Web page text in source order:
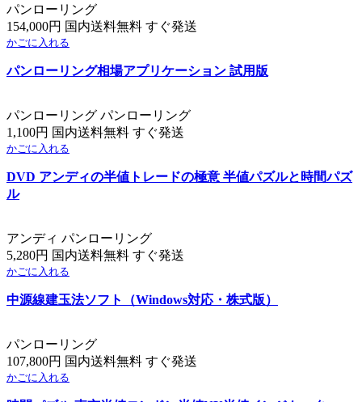
パンローリング
154,000円 国内送料無料 すぐ発送
かごに入れる
パンローリング相場アプリケーション 試用版
パンローリング パンローリング
1,100円 国内送料無料 すぐ発送
かごに入れる
DVD アンディの半値トレードの極意 半値パズルと時間パズ
ル
アンディ パンローリング
5,280円 国内送料無料 すぐ発送
かごに入れる
中源線建玉法ソフト（Windows対応・株式版）
パンローリング
107,800円 国内送料無料 すぐ発送
かごに入れる